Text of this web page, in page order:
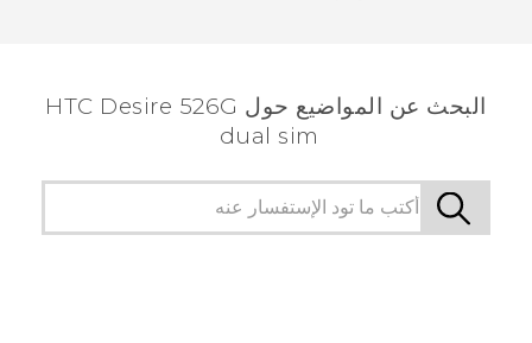
البحث عن المواضيع حول HTC Desire 526G
dual sim